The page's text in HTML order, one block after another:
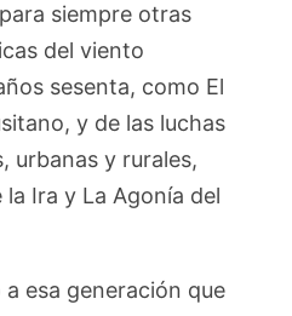
siempre otras
del viento
sesenta, como El
y de las luchas
urbanas y rurales,
Ira y La Agonía del
esa generación que